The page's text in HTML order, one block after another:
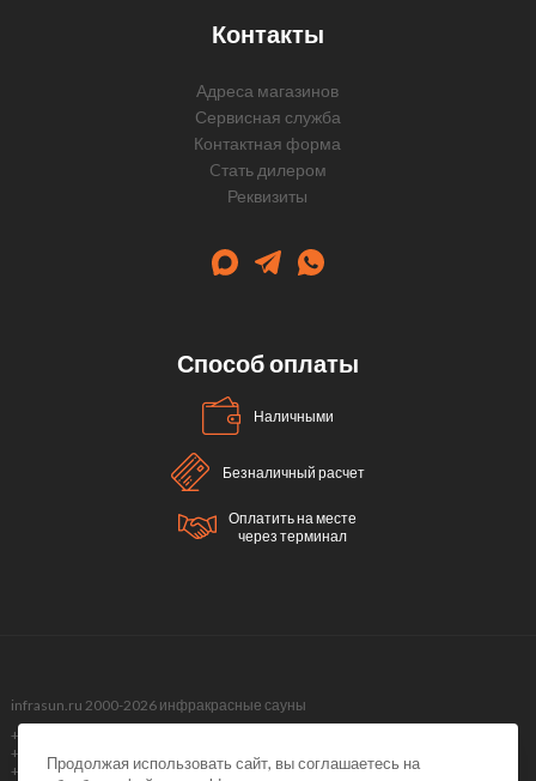
Контакты
Адреса магазинов
Сервисная служба
Контактная форма
Cтать дилером
Реквизиты
Способ оплаты
Наличными
Безналичный расчет
Оплатить на месте
через терминал
infrasun.ru 2000-2026 инфракрасные сауны
+7 (499) 495-40-51,
+7 (499) 288-09-98 ,
+7 (495) 374-51-40
Продолжая использовать сайт, вы соглашаетесь на